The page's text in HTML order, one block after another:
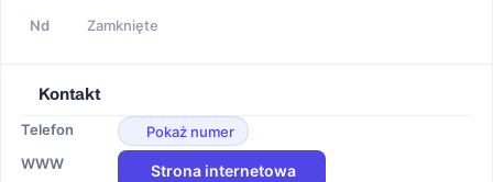
Nd Zamknięte
Kontakt
Telefon
Pokaż numer
WWW
Strona internetowa